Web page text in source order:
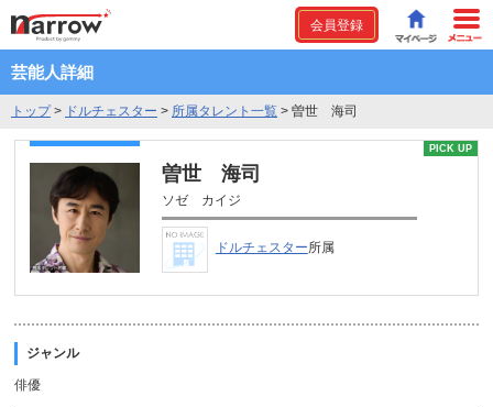
会員登録
芸能人詳細
トップ> ドルチェスター > 所属タレント一覧 > 曽世 海司
PICK UP
曽世 海司
ソゼ カイジ
ドルチェスター所属
ジャンル
俳優